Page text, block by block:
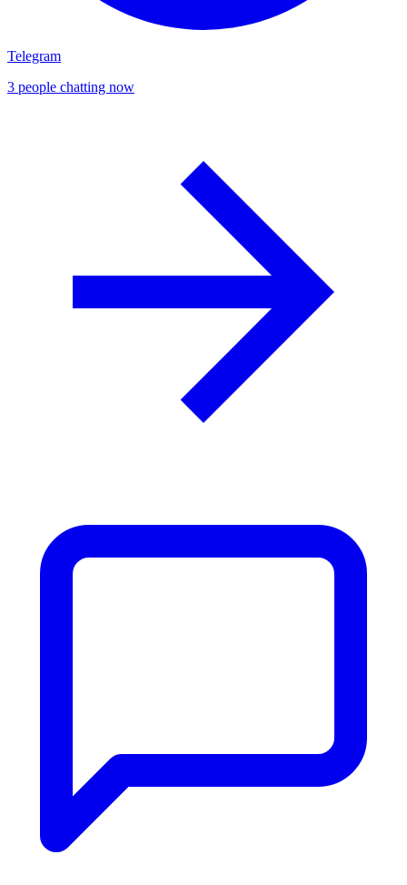
Telegram
3 people chatting now